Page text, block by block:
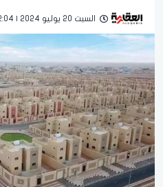
السبت 20 يوليو 2024 | 12:04 مساءً